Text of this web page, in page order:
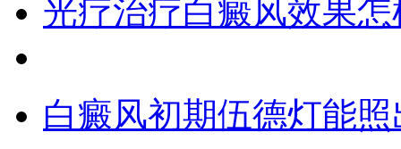
光疗治疗白癜风效果怎
白癜风初期伍德灯能